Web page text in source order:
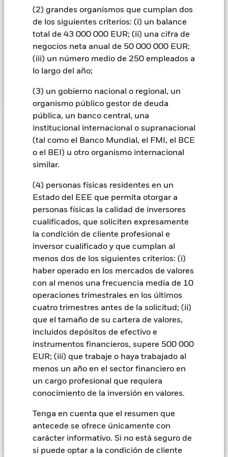
(2) grandes organismos que cumplan dos
de los siguientes criterios: (i) un balance
total de 43 000 000 EUR; (ii) una cifra de
negocios neta anual de 50 000 000 EUR;
(iii) un número medio de 250 empleados a
lo largo del año;
(3) un gobierno nacional o regional, un
organismo público gestor de deuda
pública, un banco central, una
institucional internacional o supranacional
(tal como el Banco Mundial, el FMI, el BCE
o el BEI) u otro organismo internacional
similar.
(4) personas físicas residentes en un
Estado del EEE que permita otorgar a
personas físicas la calidad de inversores
cualificados, que soliciten expresamente
la condición de cliente profesional e
inversor cualificado y que cumplan al
menos dos de los siguientes criterios: (i)
haber operado en los mercados de valores
con al menos una frecuencia media de 10
operaciones trimestrales en los últimos
cuatro trimestres antes de la solicitud; (ii)
que el tamaño de su cartera de valores,
incluidos depósitos de efectivo e
instrumentos financieros, supere 500 000
EUR; (iii) que trabaje o haya trabajado al
menos un año en el sector financiero en
un cargo profesional que requiera
conocimiento de la inversión en valores.
Tenga en cuenta que el resumen que
antecede se ofrece únicamente con
carácter informativo. Si no está seguro de
si puede optar a la condición de cliente
utilizado a la hora de conformar la cartera del Fondo, con
fines de gestión de riesgos para supervisar el riesgo activo o
del Fondo se invertirán de acuerdo con lo establecido en su
Política ESG, tal como se indica en el folleto. Para obtener
más información sobre las características ESG, consulte el
folleto y visite el sitio web de BlackRock:
INFORMACIÓN IMPORTANTE: Capital en Riesgo.El valor
de las inversiones y los ingresos derivados de ellas pueden
subir o bajar, y no están garantizados. Es posible que los
fondo utilizan derivados para cubrir el riesgo de divisas. El
uso de derivados para una clase de acciones podría conllevar
un posible riesgo de contagio (también denominado «spill-
over») a otras clases de acciones del fondo. La sociedad
procedimientos adecuados para minimizar el riesgo de
contagio a otras clases de acciones. En el menú desplegable
que figura justo debajo del nombre del fondo, podrá ver un
listado de todas las clases de acciones del fondo: las clases de
acciones con cobertura de divisas se identifican mediante la
palabra «Hedged» en su nombre. Además, el listado
completo de todas las clases de acciones con cobertura de
gestora del fondo.
En la medida en que el Fondo opere en préstamos de valores
para reducir los gastos, el propio Fondo percibirá el 62,5% de
los ingresos asociadas que se generen, y el 37,5% restante se
recibirá por BlackRock en calidad de agente de préstamo de
valores. Debido a que el reparto de los ingresos por préstamos
de valores no incrementa los costes de funcionamiento del
Mostrar menos
BGF ESG Emerging Markets Blended Bond Fund